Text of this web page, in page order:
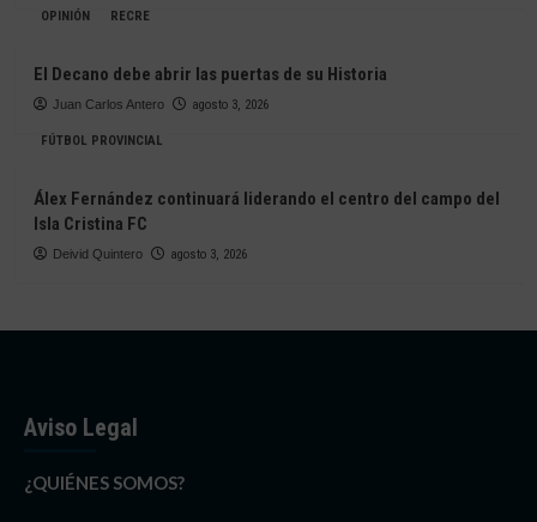
OPINIÓN RECRE
El Decano debe abrir las puertas de su Historia
Juan Carlos Antero agosto 3, 2026
FÚTBOL PROVINCIAL
Álex Fernández continuará liderando el centro del campo del
Isla Cristina FC
Deivid Quintero agosto 3, 2026
Aviso Legal
¿QUIÉNES SOMOS?